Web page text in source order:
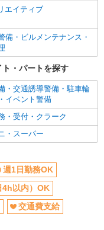
OK
務（1日4h以内）OK
ワークOK
エイティブ
備・ビルメンテナンス・
・パートを探す
・交通誘導警備・駐車輪
イベント警備
・受付・クラーク
・スーパー
週1日勤務OK
4h以内）OK
交通費支給